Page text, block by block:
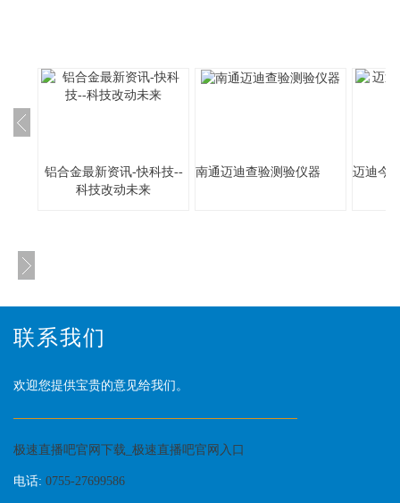
铝合金最新资讯-快科技--
科技改动未来
南通迈迪查验测验仪器 迈迪今
联系我们
欢迎您提供宝贵的意见给我们。
极速直播吧官网下载_极速直播吧官网入口
电话: 0755-27699586